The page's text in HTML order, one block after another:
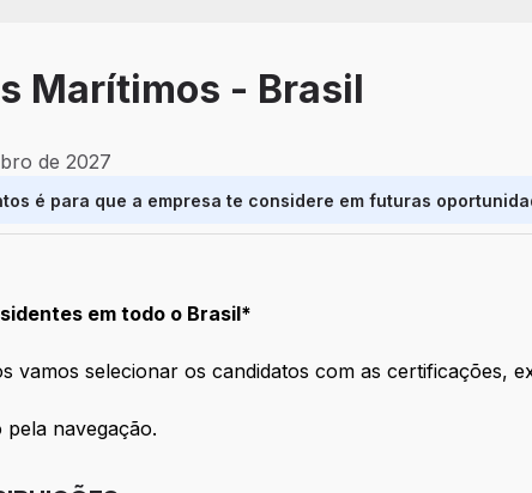
Marítimos - Brasil
de 2027
é para que a empresa te considere em futuras
em todo o Brasil*
vamos selecionar os candidatos com as certificações,
navegação.